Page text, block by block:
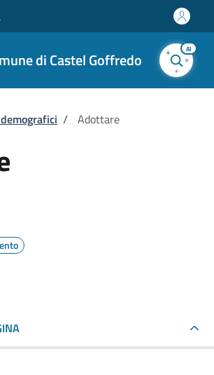
di Castel Goffredo
AI
pane/ Adottare